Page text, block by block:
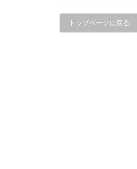
トップページに戻る